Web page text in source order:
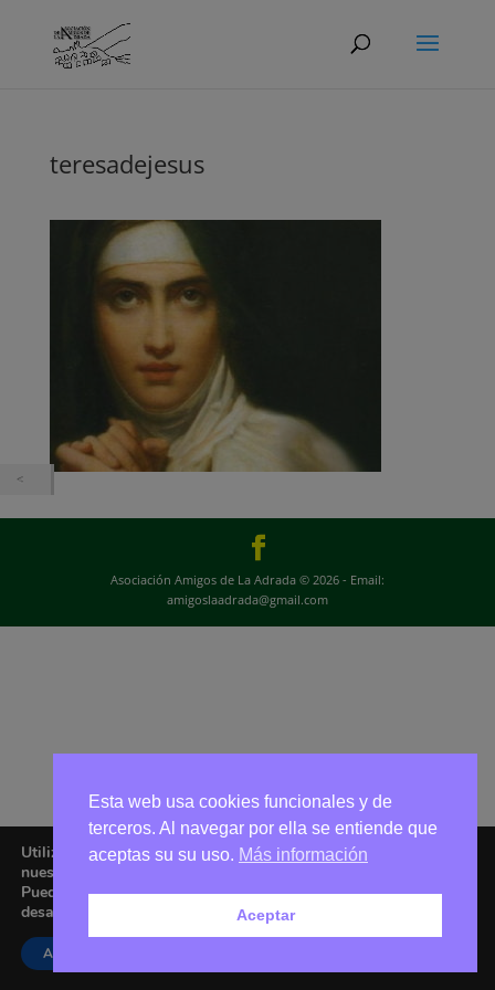
teresadejesus
Asociación Amigos de La Adrada © 2026 - Email:
amigoslaadrada@gmail.com
Utilizamos cookies para ofrecerte la mejor experiencia en
nuestra web.
Puedes aprender más sobre qué cookies utilizamos o
desactivarlas en los
Aceptar
Esta web usa cookies funcionales y de
terceros. Al navegar por ella se entiende que
aceptas su su uso. Más información
Aceptar